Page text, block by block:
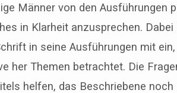
Männer von den Ausführungen
in Klarheit anzusprechen.
in seine Ausführungen mit
her Themen betrachtet. Die
helfen, das Beschriebene